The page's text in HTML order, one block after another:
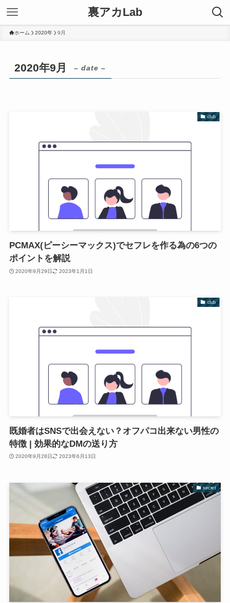
裏アカLab
ホーム 2020年 9月
2020年9月 – date –
club
PCMAX(ピーシーマックス)でセフレを作る為の6つの
ポイントを解説
2020年9月29日 2023年1月1日
club
既婚者はSNSで出会えない？オフパコ出来ない男性の
特徴 | 効果的なDMの送り方
2020年9月28日 2023年6月13日
secret